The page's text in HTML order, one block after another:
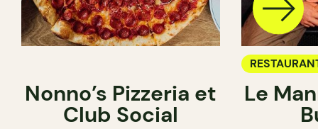
Nonno’s Pizzeria et
Club Social
Le